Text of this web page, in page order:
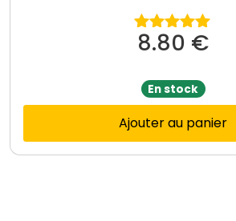
Note5.00
sur 5
8.80 €
En stock
Ajouter au panier